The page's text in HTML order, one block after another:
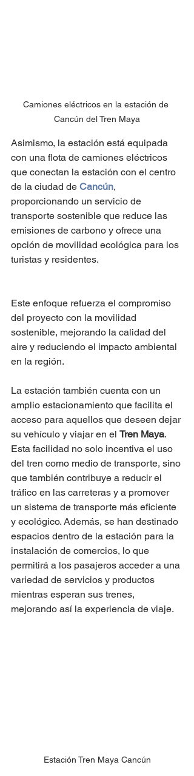
Camiones eléctricos en la estación de
Cancún del Tren Maya
Asimismo, la estación está equipada
con una flota de camiones eléctricos
que conectan la estación con el centro
de la ciudad de Cancún,
proporcionando un servicio de
transporte sostenible que reduce las
emisiones de carbono y ofrece una
opción de movilidad ecológica para los
turistas y residentes.
Este enfoque refuerza el compromiso
del proyecto con la movilidad
sostenible, mejorando la calidad del
aire y reduciendo el impacto ambiental
en la región.
La estación también cuenta con un
amplio estacionamiento que facilita el
acceso para aquellos que deseen dejar
su vehículo y viajar en el Tren Maya.
Esta facilidad no solo incentiva el uso
del tren como medio de transporte, sino
que también contribuye a reducir el
tráfico en las carreteras y a promover
un sistema de transporte más eficiente
y ecológico. Además, se han destinado
espacios dentro de la estación para la
instalación de comercios, lo que
permitirá a los pasajeros acceder a una
variedad de servicios y productos
mientras esperan sus trenes,
mejorando así la experiencia de viaje.
Estación Tren Maya Cancún